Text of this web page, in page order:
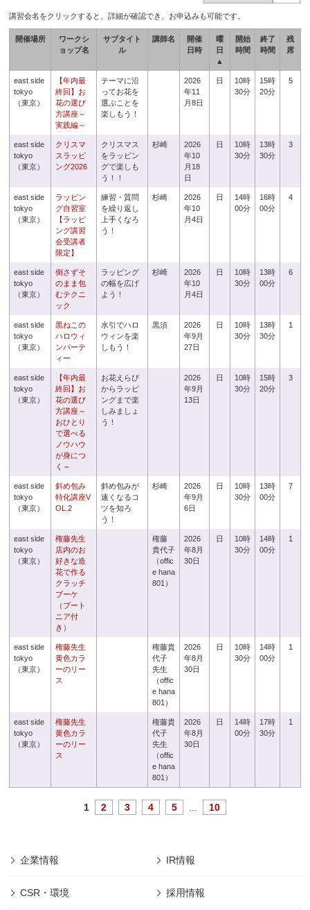
講習会名をクリックすると、詳細が確認でき、お申込みも可能です。
開催場所
ワークシ
ョップ名
サブタイト
ル
講師名
開催
日時
曜
日
▲
開始
時間
終了
時間
残
席
east side
tokyo
（東京）
【年内最
終回】お
花の選び
方講座～
実践編～
テーマに沿
ってお花を
選ぶことを
楽しもう！
2026
年11
月8日
日
10時
30分
15時
20分
5
east side
tokyo
（東京）
クリスマ
スラッピ
ング2026
クリスマス
をラッピン
グで楽しも
う！！
杉崎
2026
年10
月18
日
日
10時
30分
13時
30分
3
east side
tokyo
（東京）
ラッピン
グ自習室
【ラッピ
ング講習
会受講者
限定】
練習・質問
を繰り返し
上手くなろ
う！
杉崎
2026
年10
月4日
日
14時
00分
16時
00分
4
east side
tokyo
（東京）
倒さずそ
のまま包
むテクニ
ック
ラッピング
の幅を広げ
よう！
杉崎
2026
年10
月4日
日
10時
30分
13時
00分
6
east side
tokyo
（東京）
黒ねこの
ハロウィ
ンパーテ
ィー
水引でハロ
ウィンを楽
しもう！
黒須
2026
年9月
27日
日
10時
30分
13時
30分
1
east side
tokyo
（東京）
【年内最
終回】お
花の選び
方講座～
おひとり
で選べる
ノウハウ
が身につ
く～
お花えらび
からラッピ
ングまで楽
しみましょ
う！
2026
年9月
13日
日
10時
30分
15時
20分
3
east side
tokyo
（東京）
斜め包み
特化講座V
OL.2
斜め包みが
速くなるコ
ツを知ろ
う！
杉崎
2026
年9月
6日
日
10時
30分
13時
00分
7
east side
tokyo
（東京）
権藤先生
店内のお
好きな造
花で作る
クラッチ
ブーケ
（ブート
ニア付
き）
権藤
貴代子
（offic
e hana
801）
2026
年8月
30日
日
10時
30分
14時
00分
1
east side
tokyo
（東京）
権藤先生
黄色カラ
ーのリー
ス
権藤貴
代子
先生
（offic
e hana
801）
2026
年8月
30日
日
10時
30分
14時
00分
1
east side
tokyo
（東京）
権藤先生
黄色カラ
ーのリー
ス
権藤貴
代子
先生
（offic
e hana
801）
2026
年8月
30日
日
14時
00分
17時
30分
1
1 2 3 4 5 10
企業情報 IR情報
CSR・環境 採用情報